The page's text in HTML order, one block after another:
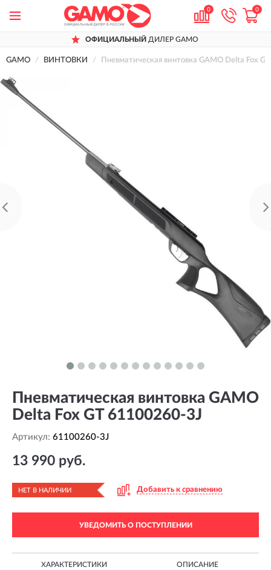
0 0
ОФИЦИАЛЬНЫЙ ДИЛЕР GAMO
GAMO ВИНТОВКИ Пневматическая винтовка GAMO Delta Fox GT
Пневматическая винтовка GAMO
Delta Fox GT 61100260-3J
Артикул: 61100260-3J
13 990 руб.
НЕТ В НАЛИЧИИ Добавить к сравнению
УВЕДОМИТЬ О ПОСТУПЛЕНИИ
ХАРАКТЕРИСТИКИ ОПИСАНИЕ